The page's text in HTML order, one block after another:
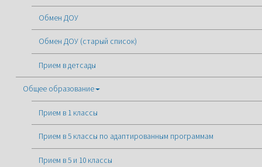
Обмен ДОУ
Обмен ДОУ (старый список)
Прием в детсады
Общее образование
Прием в 1 классы
Прием в 5 классы по адаптированным программам
Прием в 5 и 10 классы